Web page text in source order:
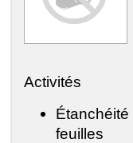
Activités
feuilles